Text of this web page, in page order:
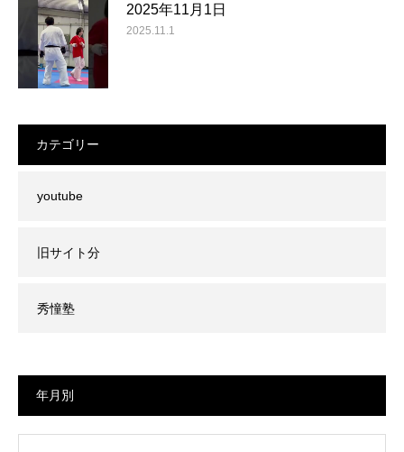
2025年11月1日
2025.11.1
カテゴリー
youtube
旧サイト分
秀憧塾
年月別